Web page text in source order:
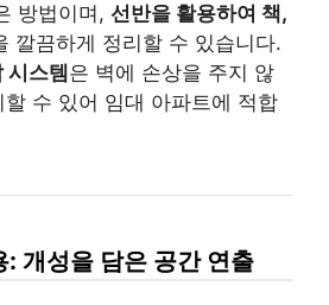
방법이며, 선반을 활용하여 책,
깔끔하게 정리할 수 있습니다.
시스템 은 벽에 손상을 주지 않
수 있어 임대 아파트에 적합
: 개성을 담은 공간 연출